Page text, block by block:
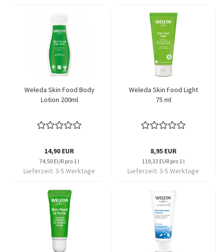
Weleda Skin Food Body
Lotion 200ml
14,90 EUR
74,50 EUR pro 1 l
Lieferzeit: 3-5 Werktage
Weleda Skin Food Light
75 ml
8,95 EUR
119,33 EUR pro 1 l
Lieferzeit: 3-5 Werktage